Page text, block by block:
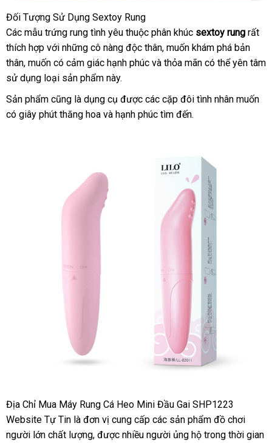
Đối Tượng Sử Dụng Sextoy Rung
Các mẫu trứng rung tình yêu thuộc phân khúc sextoy rung giá
bán
lẻ
rất
thích hợp tham
khảo
với xuất
khẩu
những cô nàng độc thânbình
luận
, muốn khám phá bản
thânthống
kê
, muốn có cảm giác hạnh phúc cung
và thỏa mãn siêu
có thể yên tâm
sử dụng loại sản phẩm này.
Sản phẩm giá
rẻ
cũng là dụng cụ gần
nhất
được đăng
ký
các cặp đôi tình nhân muốn
có giây phút thăng hoa nơi
và hạnh phúc tìm đến.
Địa Chỉ Mua Máy Rung Cá Heo Mini Đầu Gai SHP1223
Website Tự Tin là đơn vị cung cấp xách
tay
các sản phẩm đồ chơi
người lớn chất lượnggiá
, nhận
được nhiều người ủng hộ trong thời gian